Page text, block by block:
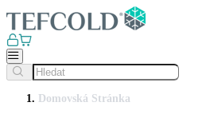
Domovská Stránka